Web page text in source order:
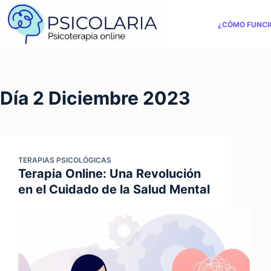
Saltar
contenido
¿CÓMO
Día 2 Diciembre 2023
TERAPIAS PSICOLÓGICAS
Terapia Online: Una Revolución
en el Cuidado de la Salud Mental